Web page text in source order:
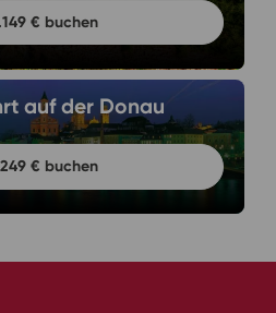
€ buchen
auf der Donau
€ buchen